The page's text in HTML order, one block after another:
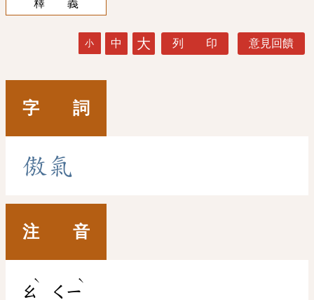
釋 義
小 中 大 列 印 意見回饋
字 詞
傲 氣
注 音
ㄠ
ˋ
ㄑㄧ
ˋ